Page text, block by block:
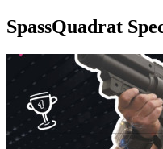
SpassQuadrat